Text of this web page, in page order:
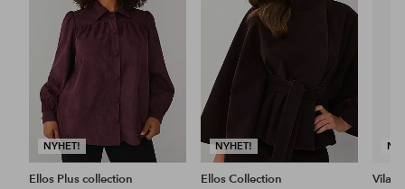
NYHET!
Ellos Plus collection
NYHET!
Ellos Collection
Vila